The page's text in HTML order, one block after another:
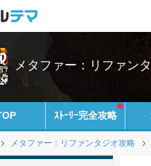
メタファー：リファン
ｽﾄｰﾘｰ完全攻略
メタファー：リファンタジオ攻略